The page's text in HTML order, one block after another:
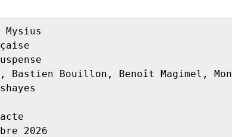
Mysius
Bastien Bouillon, Benoît Magimel,
2026